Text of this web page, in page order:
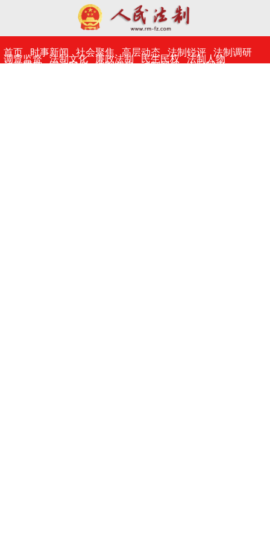
​首页 时事新闻 社会聚焦 高层动态 法制锐评 法制调研
调查监督 法制文化 廉政法制 民生民权 法制人物
法学研究 司法案例 法制共建 法制视频 人民呼声